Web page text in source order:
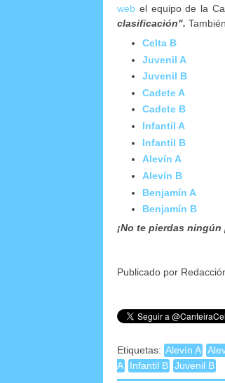
web el equipo de la
clasificación".
Celta B
Juvenil A
Juvenil B
Cadete A
Cadete B
Infantil A
Infantil B
Alevín A
Alevín B
Benjamín A
Benjamín B
¡No te pierdas
Publicado por
Etiquetas: Alevín A
A
Infantil B Juvenil B